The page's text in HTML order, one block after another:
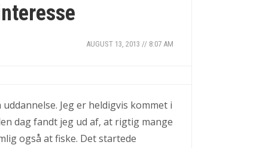
AUGUST 13, 2013 // 8:07 AM
Jeg er heldigvis kommet i
dag fandt jeg ud af, at rigtig mange
også at fiske. Det startede